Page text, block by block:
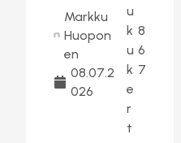
Markku
Huopon
en
08.07.2
026
u
k
u
k
e
r
t
8
6
7